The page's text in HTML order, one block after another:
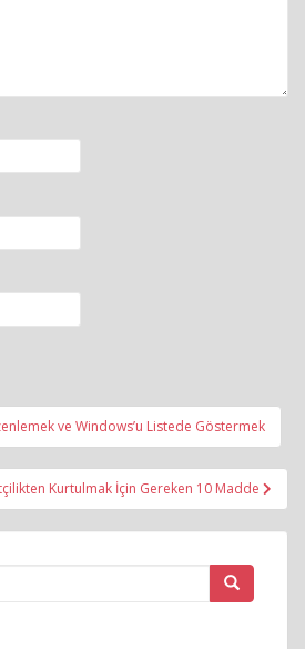
ve Windows’u Listede Göstermek
Kurtulmak İçin Gereken 10 Madde